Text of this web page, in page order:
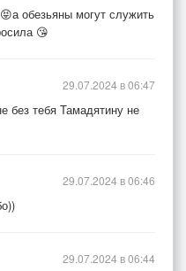
обезьяны могут служить
😘
без тебя Тамадятину не
29.07.2024 в 06:47
29.07.2024 в 06:46
29.07.2024 в 06:44